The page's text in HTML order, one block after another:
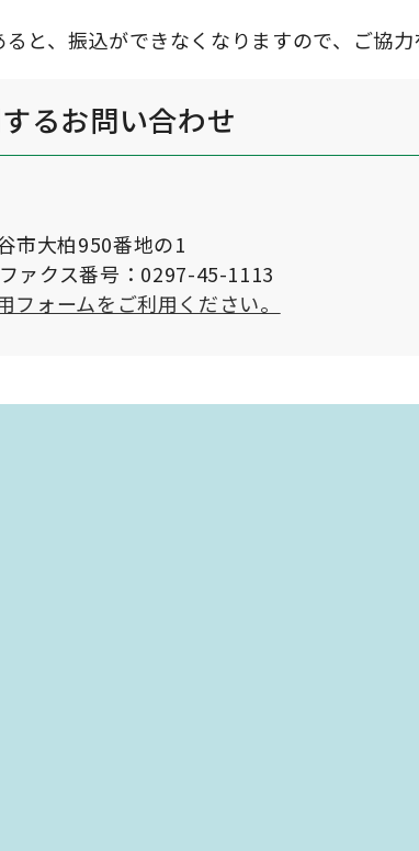
と、振込ができなくなりますので、ご協力
るお問い合わせ
市大柏950番地の1
ァクス番号：0297-45-1113
フォームをご利用ください。